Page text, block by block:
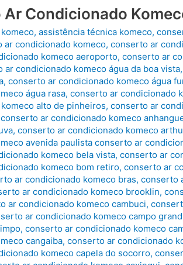
Condicionado
,assistência técnica komeco,
ar condicionado komeco,conserto ar
komeco aeroporto,conserto ar
ar condicionado komeco água da boa vista
,conserto ar condicionado komeco água
água rasa,conserto ar condicionado
alto de pinheiros,conserto ar
conserto ar condicionado komeco
,conserto ar condicionado komeco
avenida paulista conserto ar
komeco bela vista,conserto ar
komeco bom retiro,conserto ar
ar condicionado komeco bras,conserto
ar condicionado komeco brooklin,
ar condicionado komeco cambuci,
ar condicionado komeco campo
,conserto ar condicionado komeco
cangaiba,conserto ar condicionado
komeco capela do socorro,